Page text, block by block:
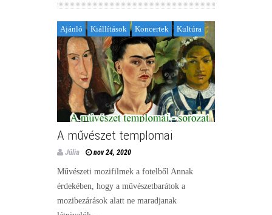
Ajánló Kiállítások Koncertek Kultúra
A művészet templomai
Júlia nov 24, 2020
Művészeti mozifilmek a fotelből Annak
érdekében, hogy a művészetbarátok a
mozibezárások alatt ne maradjanak